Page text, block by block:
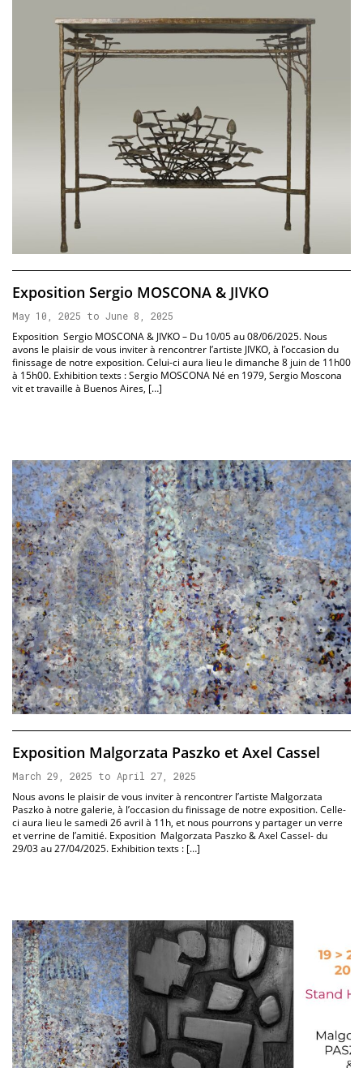
Exposition Sergio MOSCONA & JIVKO
May 10, 2025 to June 8, 2025
Exposition Sergio MOSCONA & JIVKO – Du 10/05 au 08/06/2025. Nous
avons le plaisir de vous inviter à rencontrer l’artiste JIVKO, à l’occasion du
finissage de notre exposition. Celui-ci aura lieu le dimanche 8 juin de 11h00
à 15h00. Exhibition texts : Sergio MOSCONA Né en 1979, Sergio Moscona
vit et travaille à Buenos Aires, […]
Exposition Malgorzata Paszko et Axel Cassel
March 29, 2025 to April 27, 2025
Nous avons le plaisir de vous inviter à rencontrer l’artiste Malgorzata
Paszko à notre galerie, à l’occasion du finissage de notre exposition. Celle-
ci aura lieu le samedi 26 avril à 11h, et nous pourrons y partager un verre
et verrine de l’amitié. Exposition Malgorzata Paszko & Axel Cassel- du
29/03 au 27/04/2025. Exhibition texts : […]